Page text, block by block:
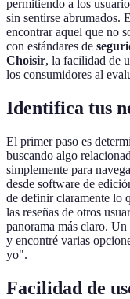
permitiendo a los
sin sentirse abrumados.
encontrar aquel que no
con estándares de
Choisir, la facilidad de
los consumidores al
Identifica tus
El primer paso es
buscando algo
simplemente para
desde software de
de definir claramente lo
las reseñas de otros
panorama más claro.
y encontré varias
yo".
Facilidad de